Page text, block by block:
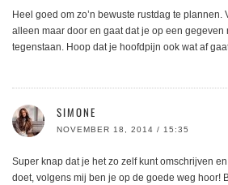
Heel goed om zo’n bewuste rustdag te plannen.
alleen maar door en gaat dat je op een gegeven
tegenstaan. Hoop dat je hoofdpijn ook wat af
SIMONE
NOVEMBER 18, 2014 / 15:35
Super knap dat je het zo zelf kunt omschrijven
doet, volgens mij ben je op de goede weg hoor!